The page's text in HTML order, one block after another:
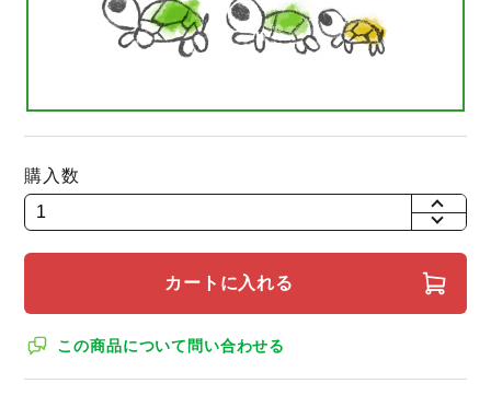
購入数
+
カートに入れる
この商品について問い合わせる